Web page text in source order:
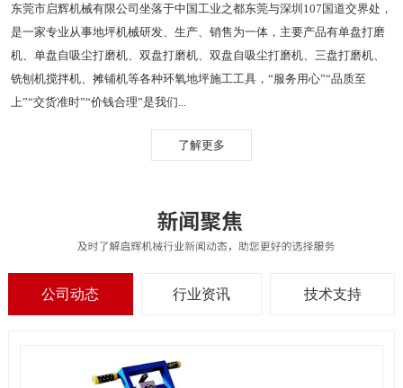
东莞市启辉机械有限公司坐落于中国工业之都东莞与深圳107国道交界处，
是一家专业从事地坪机械研发、生产、销售为一体，主要产品有单盘打磨
机、单盘自吸尘打磨机、双盘打磨机、双盘自吸尘打磨机、三盘打磨机、
铣刨机搅拌机、摊铺机等各种环氧地坪施工工具，“服务用心”“品质至
上”“交货准时”“价钱合理”是我们...
了解更多
公司动态 行业资讯 技术支持